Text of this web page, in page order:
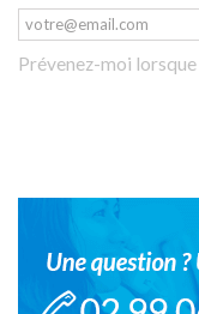
Prévenez-moi